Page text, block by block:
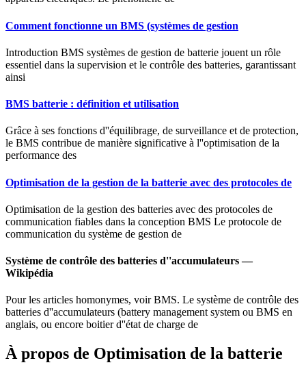
Comment fonctionne un BMS (systèmes de gestion
Introduction BMS systèmes de gestion de batterie jouent un rôle
essentiel dans la supervision et le contrôle des batteries, garantissant
ainsi
BMS batterie : définition et utilisation
Grâce à ses fonctions d''équilibrage, de surveillance et de protection,
le BMS contribue de manière significative à l''optimisation de la
performance des
Optimisation de la gestion de la batterie avec des protocoles de
Optimisation de la gestion des batteries avec des protocoles de
communication fiables dans la conception BMS Le protocole de
communication du système de gestion de
Système de contrôle des batteries d''accumulateurs —
Wikipédia
Pour les articles homonymes, voir BMS. Le système de contrôle des
batteries d''accumulateurs (battery management system ou BMS en
anglais, ou encore boitier d''état de charge de
À propos de Optimisation de la batterie